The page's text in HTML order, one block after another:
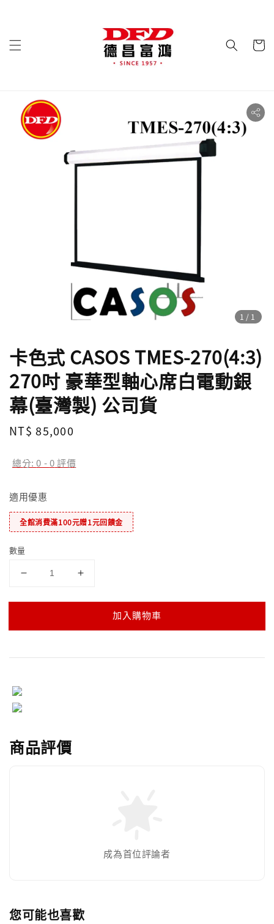
1 /1
卡色式 CASOS TMES-270(4:3)
270吋 豪華型軸心席白電動銀
幕(臺灣製) 公司貨
Regular
NT$ 85,000
總分:0 -0評價
適用優惠
全館消費滿100元贈1元回饋金
數量
加入購物車
商品評價
成為首位評論者
您可能也喜歡